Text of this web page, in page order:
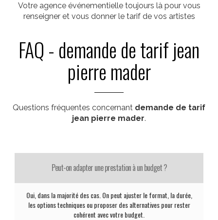
Votre agence événementielle toujours là pour vous
renseigner et vous donner le tarif de vos artistes
FAQ - demande de tarif jean
pierre mader
Questions fréquentes concernant demande de tarif
jean pierre mader.
Peut-on adapter une prestation à un budget ?
Oui, dans la majorité des cas. On peut ajuster le format, la durée,
les options techniques ou proposer des alternatives pour rester
cohérent avec votre budget.